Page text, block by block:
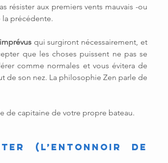
résister aux premiers vents mauvais -ou
la précédente.
qui surgiront nécessairement, et
que les choses puissent ne pas se
comme normales et vous évitera de
de son nez. La philosophie Zen parle de
de capitaine de votre propre bateau.
(l’entonnoir de